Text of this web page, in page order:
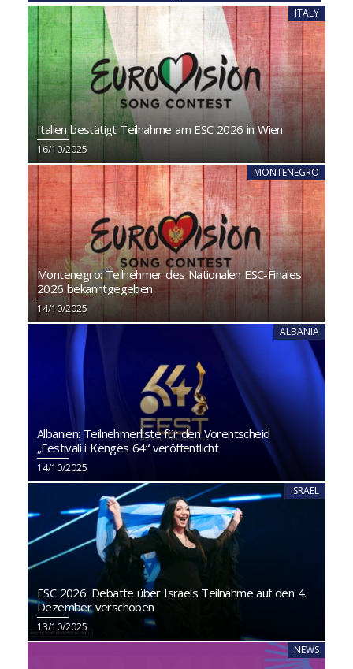
ITALY
Italien bestätigt Teilnahme am ESC 2026 in Wien
16/10/2025
MONTENEGRO
Montenegro: Teilnehmer des Nationalen ESC-Finales
2026 bekanntgegeben
14/10/2025
ALBANIA
Albanien: Teilnehmerliste für den Vorentscheid
„Festivali i Këngës 64“ veröffentlicht
14/10/2025
ISRAEL
ESC 2026: Debatte über Israels Teilnahme auf den 4.
Dezember verschoben
13/10/2025
NEWS